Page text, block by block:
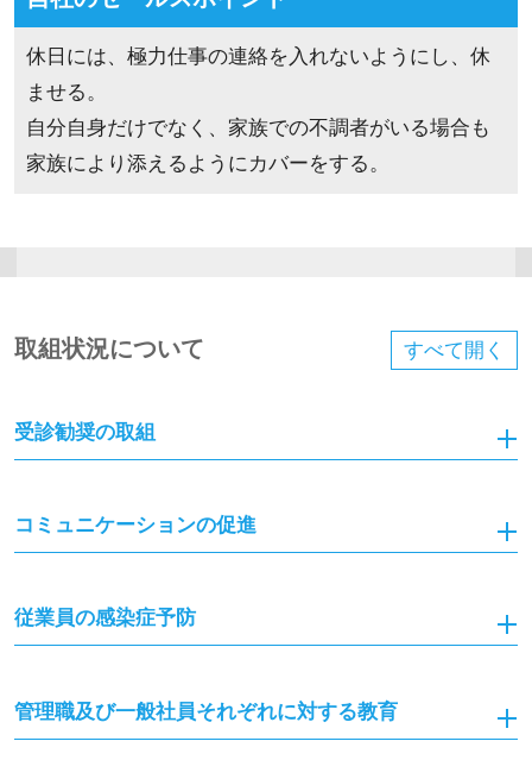
休日には、極力仕事の連絡を入れないようにし、休
ませる。
自分自身だけでなく、家族での不調者がいる場合も
家族により添えるようにカバーをする。
すべて 開く
取組状況について
受診勧奨の取組
コミュニケーションの促進
従業員の感染症予防
管理職及び一般社員それぞれに対する教育